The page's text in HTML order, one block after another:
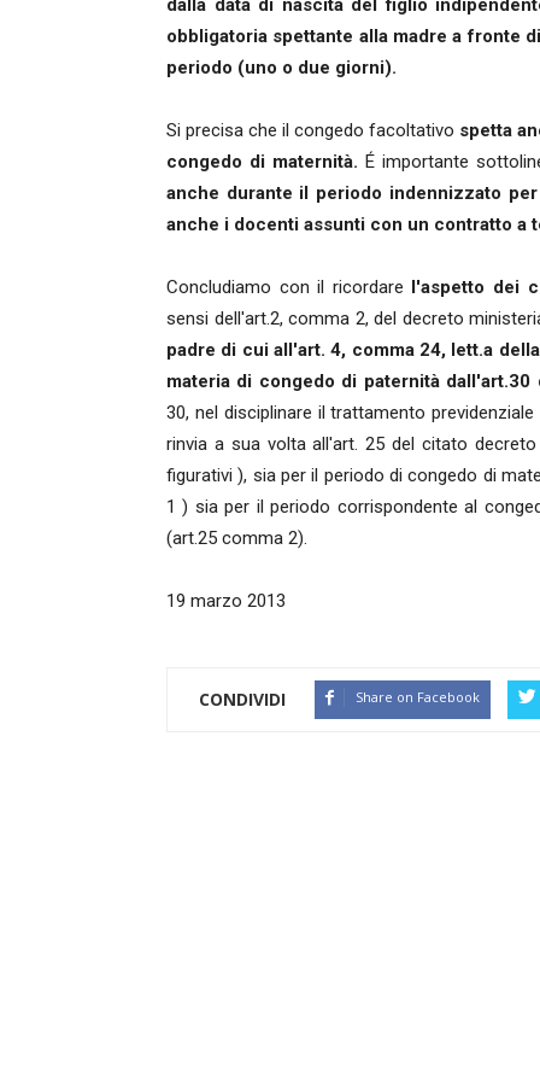
dalla data di nascita del figlio
obbligatoria spettante alla madre a fronte
periodo (uno o due giorni).
Si precisa che il congedo facoltativo spetta
congedo di maternità. É importante
anche durante il periodo indennizzato
anche i docenti assunti con un contratto a
Concludiamo con il ricordare
l'aspetto dei
sensi dell'art.2, comma 2, del decreto
padre di cui all'art. 4, comma 24, lett.a
materia di congedo di paternità dall'art.30
30, nel disciplinare il trattamento
rinvia a sua volta all'art. 25 del citato
figurativi ), sia per il periodo di congedo di
1 ) sia per il periodo corrispondente al
(art.25 comma 2).
19 marzo 2013
CONDIVIDI Share on Facebook